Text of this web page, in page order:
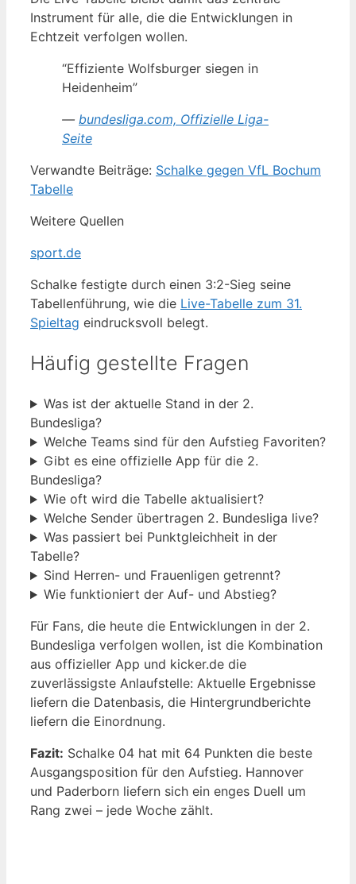
Instrument für alle, die die Entwicklungen in
Echtzeit verfolgen wollen.
“Effiziente Wolfsburger siegen in
Heidenheim”
— bundesliga.com, Offizielle Liga-
Seite
Verwandte Beiträge: Schalke gegen VfL Bochum
Tabelle
Weitere Quellen
sport.de
Schalke festigte durch einen 3:2-Sieg seine
Tabellenführung, wie die Live-Tabelle zum 31.
Spieltag eindrucksvoll belegt.
Häufig gestellte Fragen
Was ist der aktuelle Stand in der 2.
Bundesliga?
Welche Teams sind für den Aufstieg Favoriten?
Gibt es eine offizielle App für die 2.
Bundesliga?
Wie oft wird die Tabelle aktualisiert?
Welche Sender übertragen 2. Bundesliga live?
Was passiert bei Punktgleichheit in der
Tabelle?
Sind Herren- und Frauenligen getrennt?
Wie funktioniert der Auf- und Abstieg?
Für Fans, die heute die Entwicklungen in der 2.
Bundesliga verfolgen wollen, ist die Kombination
aus offizieller App und kicker.de die
zuverlässigste Anlaufstelle: Aktuelle Ergebnisse
liefern die Datenbasis, die Hintergrundberichte
liefern die Einordnung.
Fazit: Schalke 04 hat mit 64 Punkten die beste
Ausgangsposition für den Aufstieg. Hannover
und Paderborn liefern sich ein enges Duell um
Rang zwei – jede Woche zählt.